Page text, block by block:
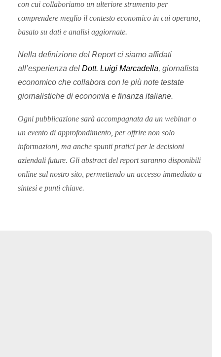
con cui collaboriamo un ulteriore strumento per
comprendere meglio il contesto economico in cui operano,
basato su dati e analisi aggiornate.
Nella definizione del Report ci siamo affidati
all’esperienza del Dott. Luigi Marcadella, giornalista
economico che collabora con le più note testate
giornalistiche di economia e finanza italiane.
Ogni pubblicazione sarà accompagnata da un webinar o
un evento di approfondimento, per offrire non solo
informazioni, ma anche spunti pratici per le decisioni
aziendali future. Gli abstract del report saranno disponibili
online sul nostro sito, permettendo un accesso immediato a
sintesi e punti chiave.